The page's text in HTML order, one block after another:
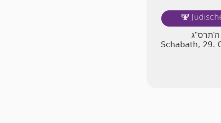
🕎
ה'תרס"ג
Schabath, 29.